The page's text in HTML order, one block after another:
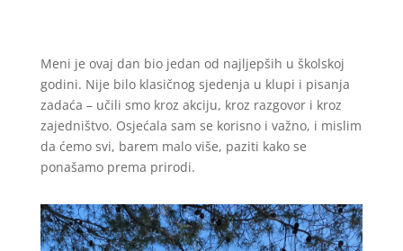
Meni je ovaj dan bio jedan od najljepših u školskoj
godini. Nije bilo klasičnog sjedenja u klupi i pisanja
zadaća – učili smo kroz akciju, kroz razgovor i kroz
zajedništvo. Osjećala sam se korisno i važno, i mislim
da ćemo svi, barem malo više, paziti kako se
ponašamo prema prirodi.